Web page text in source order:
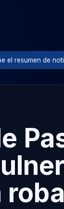
el resumen de